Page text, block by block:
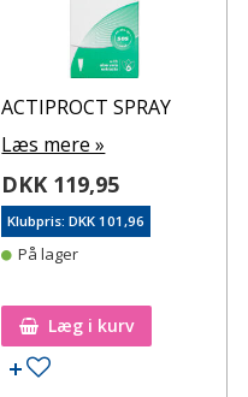
ACTIPROCT SPRAY
Læs mere »
DKK 119,95
Klubpris: DKK 101,96
På lager
Læg i kurv
Tilføj til ønskeseddel